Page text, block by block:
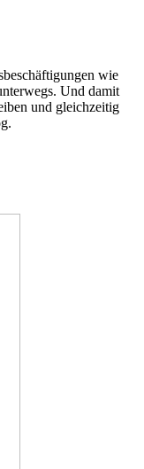
wie
Und damit
und gleichzeitig